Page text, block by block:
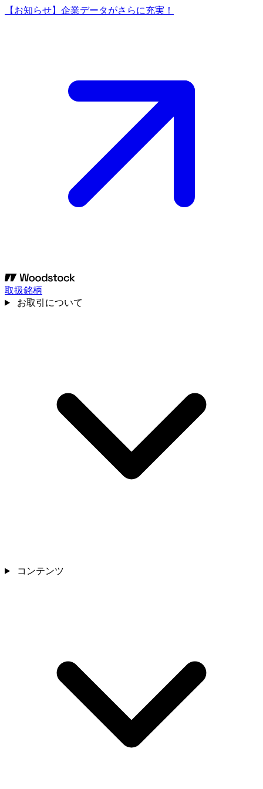
【お知らせ】企業データがさらに充実！
取扱銘柄
お取引について
コンテンツ